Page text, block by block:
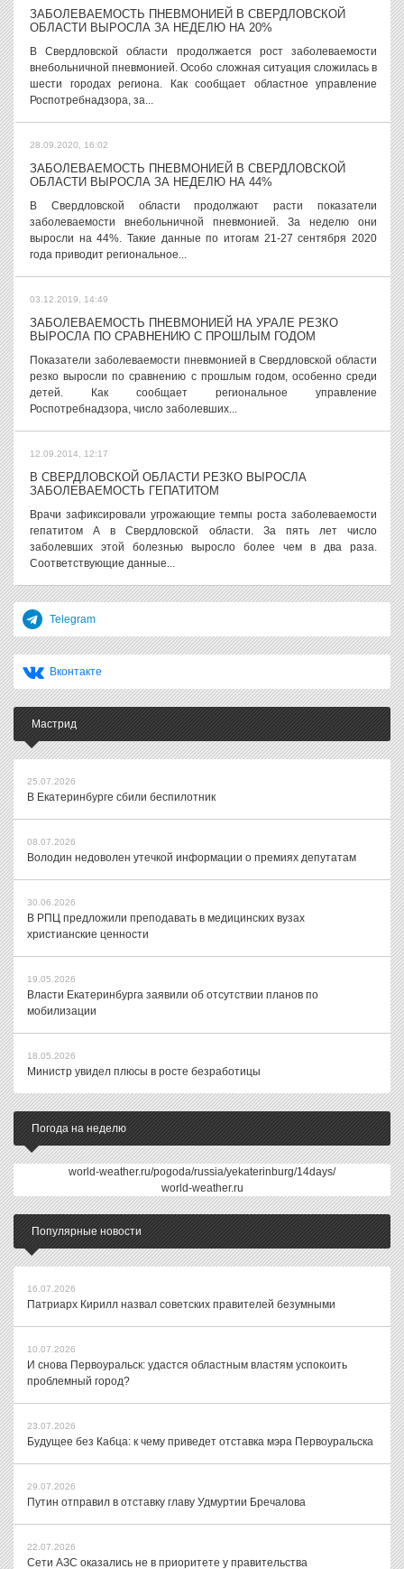
ЗАБОЛЕВАЕМОСТЬ ПНЕВМОНИЕЙ В СВЕРДЛОВСКОЙ
ОБЛАСТИ ВЫРОСЛА ЗА НЕДЕЛЮ НА 20%
В Свердловской области продолжается рост заболеваемости
внебольничной пневмонией. Особо сложная ситуация сложилась в
шести городах региона. Как сообщает областное управление
Роспотребнадзора, за...
28.09.2020, 16:02
ЗАБОЛЕВАЕМОСТЬ ПНЕВМОНИЕЙ В СВЕРДЛОВСКОЙ
ОБЛАСТИ ВЫРОСЛА ЗА НЕДЕЛЮ НА 44%
В Свердловской области продолжают расти показатели
заболеваемости внебольничной пневмонией. За неделю они
выросли на 44%. Такие данные по итогам 21-27 сентября 2020
года приводит региональное...
03.12.2019, 14:49
ЗАБОЛЕВАЕМОСТЬ ПНЕВМОНИЕЙ НА УРАЛЕ РЕЗКО
ВЫРОСЛА ПО СРАВНЕНИЮ С ПРОШЛЫМ ГОДОМ
Показатели заболеваемости пневмонией в Свердловской области
резко выросли по сравнению с прошлым годом, особенно среди
детей. Как сообщает региональное управление
Роспотребнадзора, число заболевших...
12.09.2014, 12:17
В СВЕРДЛОВСКОЙ ОБЛАСТИ РЕЗКО ВЫРОСЛА
ЗАБОЛЕВАЕМОСТЬ ГЕПАТИТОМ
Врачи зафиксировали угрожающие темпы роста заболеваемости
гепатитом А в Свердловской области. За пять лет число
заболевших этой болезнью выросло более чем в два раза.
Соответствующие данные...
Telegram
Вконтакте
Мастрид
25.07.2026
В Екатеринбурге сбили беспилотник
08.07.2026
Володин недоволен утечкой информации о премиях депутатам
30.06.2026
В РПЦ предложили преподавать в медицинских вузах
христианские ценности
19.05.2026
Власти Екатеринбурга заявили об отсутствии планов по
мобилизации
18.05.2026
Министр увидел плюсы в росте безработицы
Погода на неделю
world-weather.ru/pogoda/russia/yekaterinburg/14days/
world-weather.ru
Популярные новости
16.07.2026
Патриарх Кирилл назвал советских правителей безумными
10.07.2026
И снова Первоуральск: удастся областным властям успокоить
проблемный город?
23.07.2026
Будущее без Кабца: к чему приведет отставка мэра Первоуральска
29.07.2026
Путин отправил в отставку главу Удмуртии Бречалова
22.07.2026
Сети АЗС оказались не в приоритете у правительства